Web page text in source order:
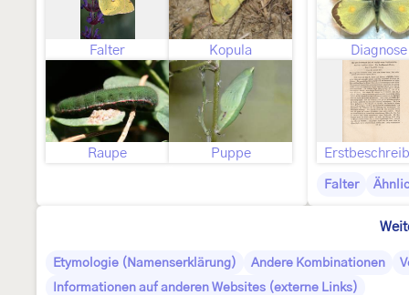
Falter Kopula
Raupe Puppe
Diagnose
Falter
Etymologie (Namenserklärung) Andere Kombinationen
Informationen auf anderen Websites (externe Links)